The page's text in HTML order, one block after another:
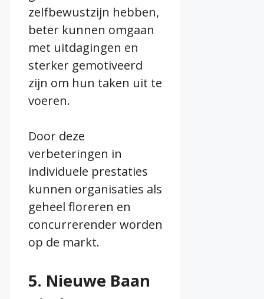
zelfbewustzijn hebben,
beter kunnen omgaan
met uitdagingen en
sterker gemotiveerd
zijn om hun taken uit te
voeren.
Door deze
verbeteringen in
individuele prestaties
kunnen organisaties als
geheel floreren en
concurrerender worden
op de markt.
5. Nieuwe Baan